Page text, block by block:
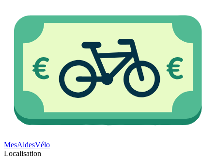
MesAidesVélo
Localisation